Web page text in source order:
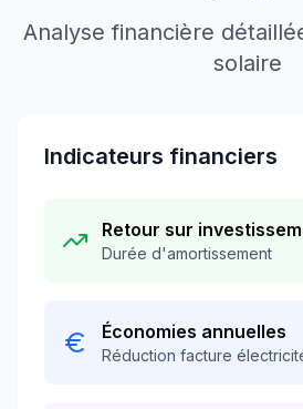
Analyse financière
solaire
Indicateurs financiers
Retour sur
Durée d'amortissement
Économies annuelles
Réduction facture